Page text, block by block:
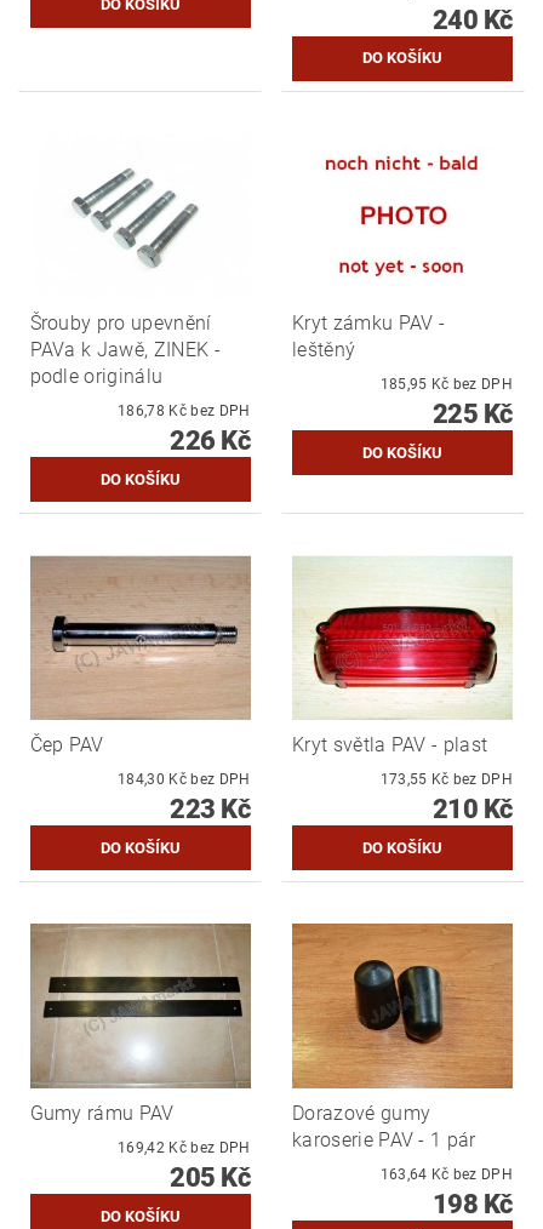
240 Kč
Šrouby pro upevnění
PAVa k Jawě, ZINEK -
podle originálu
186,78 Kč bez DPH
226 Kč
Kryt zámku PAV -
leštěný
185,95 Kč bez DPH
225 Kč
Čep PAV
184,30 Kč bez DPH
223 Kč
Kryt světla PAV - plast
173,55 Kč bez DPH
210 Kč
Gumy rámu PAV
169,42 Kč bez DPH
205 Kč
Dorazové gumy
karoserie PAV - 1 pár
163,64 Kč bez DPH
198 Kč